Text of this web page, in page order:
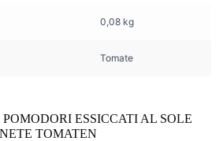
0,08 kg
Tomate
POMODORI ESSICCATI AL SOLE
TOMATEN